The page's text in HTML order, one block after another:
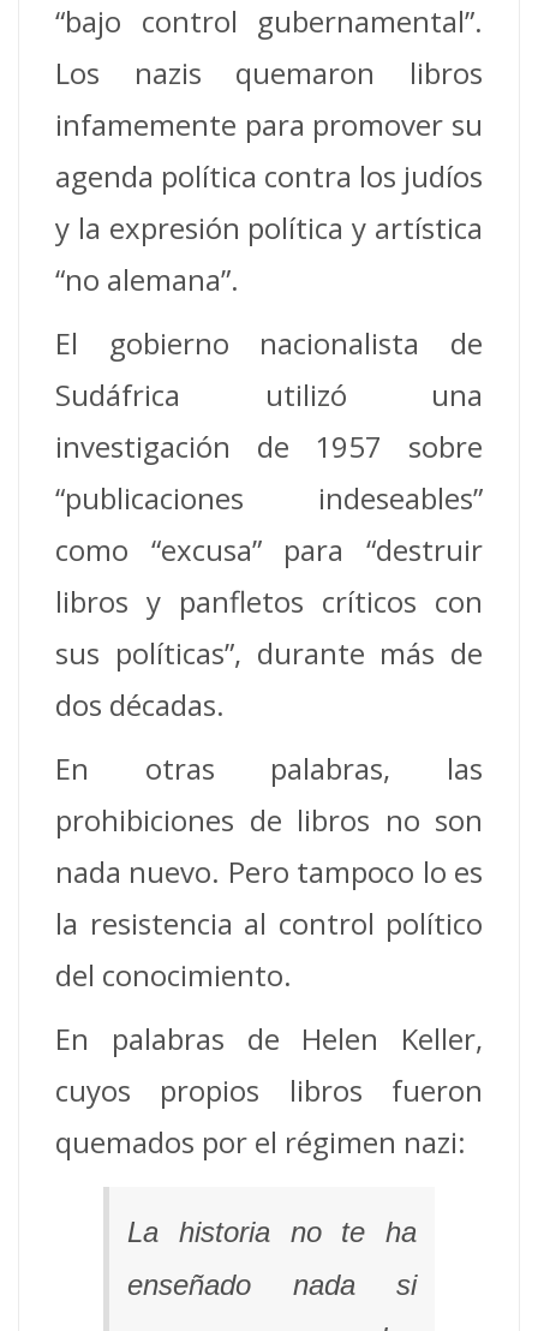
“bajo control gubernamental”.
Los nazis quemaron libros
infamemente para promover su
agenda política contra los judíos
y la expresión política y artística
“no alemana”.
El gobierno nacionalista de
Sudáfrica utilizó una
investigación de 1957 sobre
“publicaciones indeseables”
como “excusa” para “destruir
libros y panfletos críticos con
sus políticas”, durante más de
dos décadas.
En otras palabras, las
prohibiciones de libros no son
nada nuevo. Pero tampoco lo es
la resistencia al control político
del conocimiento.
En palabras de Helen Keller,
cuyos propios libros fueron
quemados por el régimen nazi:
La historia no te ha
enseñado nada si